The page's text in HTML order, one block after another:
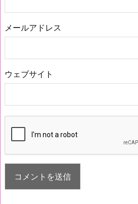
メールアドレス
ウェブサイト